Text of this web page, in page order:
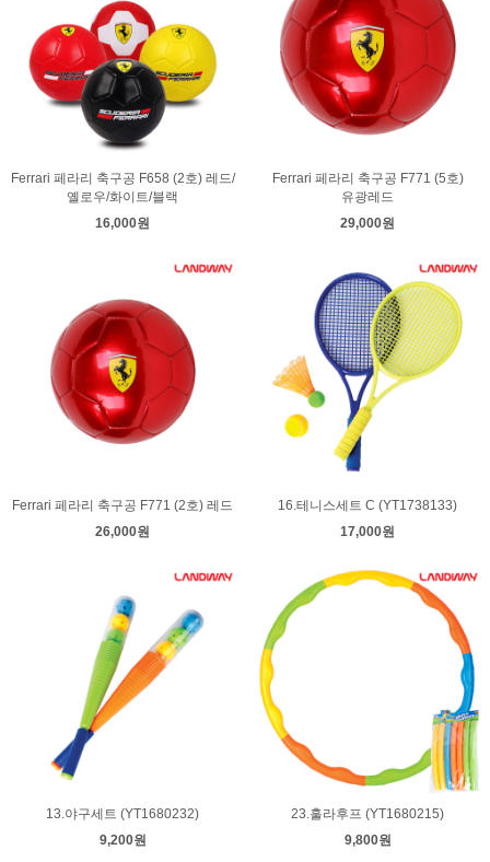
Ferrari 페라리 축구공 F658 (2호) 레드/
옐로우/화이트/블랙
16,000원
Ferrari 페라리 축구공 F771 (5호)
유광레드
29,000원
Ferrari 페라리 축구공 F771 (2호) 레드
26,000원
16.테니스세트 C (YT1738133)
17,000원
13.야구세트 (YT1680232)
9,200원
23.훌라후프 (YT1680215)
9,800원